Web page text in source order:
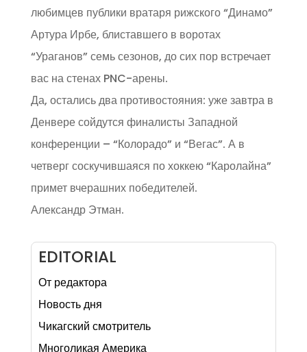
любимцев публики вратаря рижского “Динамо”
Артура Ирбе, блиставшего в воротах
“Ураганов” семь сезонов, до сих пор встречает
вас на стенах PNC-арены.
Да, остались два противостояния: уже завтра в
Денвере сойдутся финалисты Западной
конференции – “Колорадо” и “Вегас”. А в
четверг соскучившаяся по хоккею “Каролайна”
примет вчерашних победителей.
Александр Этман.
EDITORIAL
От редактора
Новость дня
Чикагский смотритель
Многоликая Америка